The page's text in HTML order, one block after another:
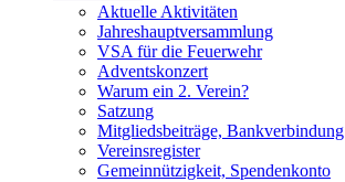
Aktuelle Aktivitäten
Jahreshauptversammlung
VSA für die Feuerwehr
Adventskonzert
Warum ein 2. Verein?
Satzung
Mitgliedsbeiträge, Bankverbindung
Vereinsregister
Gemeinnützigkeit, Spendenkonto